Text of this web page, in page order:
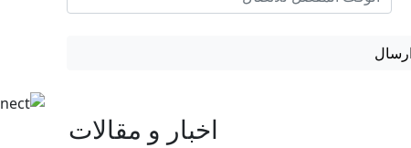
ارسال
اخبار و مقالات